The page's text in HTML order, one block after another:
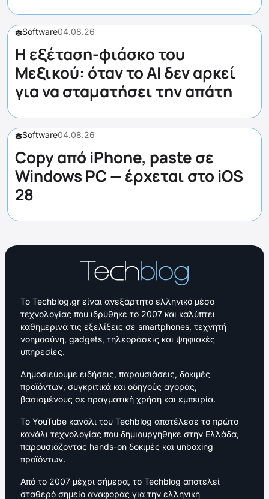
Software04.08.26
Η εξέταση-φιάσκο του
Μεξικού: όταν το AI δεν αρκεί
για να σταματήσει την απάτη
Software04.08.26
Copy από iPhone, paste σε
Windows PC — έρχεται στο iOS
28
Το Techblog.gr είναι ανεξάρτητο ελληνικό μέσο
τεχνολογίας που ιδρύθηκε το 2007 και καλύπτει
καθημερινά τις εξελίξεις σε smartphones, τεχνητή
νοημοσύνη, gadgets, τηλεοράσεις και ψηφιακές
υπηρεσίες.
Δημοσιεύουμε ειδήσεις, παρουσιάσεις, δοκιμές
προϊόντων, συγκριτικά και οδηγούς αγοράς,
βασισμένους σε πραγματική χρήση και εμπειρία.
Το YouTube κανάλι του Techblog αποτέλεσε το πρώτο
κανάλι τεχνολογίας που δημιουργήθηκε στην Ελλάδα,
παρουσιάζοντας hands-on δοκιμές και unboxing
προϊόντων.
Από το 2007 μέχρι σήμερα, το Techblog αποτελεί
σταθερό σημείο αναφοράς για την ελληνική